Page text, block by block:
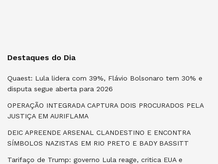
Destaques do Dia
Quaest: Lula lidera com 39%, Flávio Bolsonaro tem 30% e
disputa segue aberta para 2026
OPERAÇÃO INTEGRADA CAPTURA DOIS PROCURADOS PELA
JUSTIÇA EM AURIFLAMA
DEIC APREENDE ARSENAL CLANDESTINO E ENCONTRA
SÍMBOLOS NAZISTAS EM RIO PRETO E BADY BASSITT
Tarifaço de Trump: governo Lula reage, critica EUA e